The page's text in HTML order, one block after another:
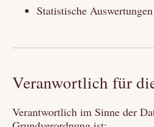
Statistische Auswertungen
Veranwortlich für
Verantwortlich im Sinne der